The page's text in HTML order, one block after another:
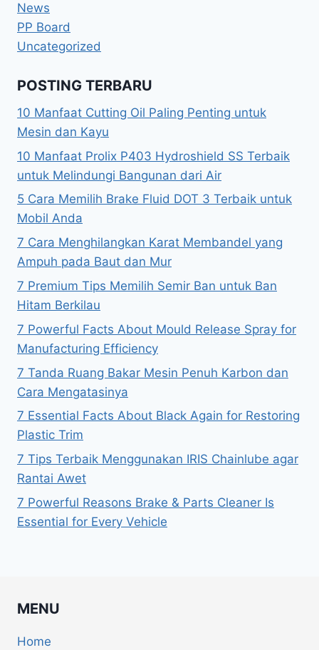
News
PP Board
Uncategorized
POSTING TERBARU
10 Manfaat Cutting Oil Paling Penting untuk
Mesin dan Kayu
10 Manfaat Prolix P403 Hydroshield SS Terbaik
untuk Melindungi Bangunan dari Air
5 Cara Memilih Brake Fluid DOT 3 Terbaik untuk
Mobil Anda
7 Cara Menghilangkan Karat Membandel yang
Ampuh pada Baut dan Mur
7 Premium Tips Memilih Semir Ban untuk Ban
Hitam Berkilau
7 Powerful Facts About Mould Release Spray for
Manufacturing Efficiency
7 Tanda Ruang Bakar Mesin Penuh Karbon dan
Cara Mengatasinya
7 Essential Facts About Black Again for Restoring
Plastic Trim
7 Tips Terbaik Menggunakan IRIS Chainlube agar
Rantai Awet
7 Powerful Reasons Brake & Parts Cleaner Is
Essential for Every Vehicle
MENU
Home